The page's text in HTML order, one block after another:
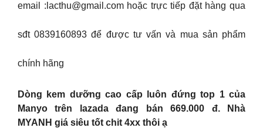
email : lacthu@gmail.comhoặc trực tiếp đặt hàng qua
sđt 0839160893 để được tư vấn và mua sản phẩm
chính hãng
Dòng kem dưỡng cao cấp luôn đứng top 1 của
Manyo trên lazada đang bán 669.000 đ. Nhà
MYANH giá siêu tốt chit 4xx thôi ạ